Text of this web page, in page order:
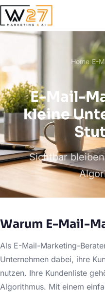
Home›E-
E-Mail-
kleine
Sichtbar
Warum E-Mail-
Als E-Mail-Marketing-
Unternehmen dabei, ihre
nutzen. Ihre Kundenliste
Algorithmus. Mit einem